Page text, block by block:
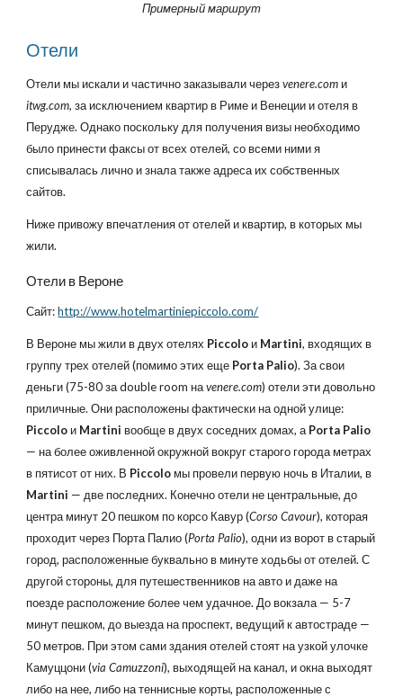
Примерный маршрут
Отели
Отели мы искали и частично заказывали черезvenere.com и
itwg.com, за исключением квартир в Риме и Венеции и отеля в
Перудже. Однако поскольку для получения визы необходимо
было принести факсы от всех отелей, со всеми ними я
списывалась лично и знала также адреса их собственных
сайтов.
Ниже привожу впечатления от отелей и квартир, в которых мы
жили.
Отели в Вероне
Сайт: http://www.hotelmartiniepiccolo.com/
В Вероне мы жили в двух отелях Piccolo и Martini, входящих в
группу трех отелей (помимо этих еще Porta Palio). За свои
деньги (75-80 за double room наvenere.com) отели эти довольно
приличные. Они расположены фактически на одной улице:
Piccolo и Martini вообще в двух соседних домах, а Porta Palio
— на более оживленной окружной вокруг старого города метрах
в пятисот от них. В Piccolo мы провели первую ночь в Италии, в
Martini — две последних. Конечно отели не центральные, до
центра минут 20 пешком по корсо Кавур (Corso Cavour), которая
проходит через Порта Палио (Porta Palio), одни из ворот в старый
город, расположенные буквально в минуте ходьбы от отелей. С
другой стороны, для путешественников на авто и даже на
поезде расположение более чем удачное. До вокзала — 5-7
минут пешком, до выезда на проспект, ведущий к автостраде —
50 метров. При этом сами здания отелей стоят на узкой улочке
Камуццони (via Camuzzoni), выходящей на канал, и окна выходят
либо на нее, либо на теннисные корты, расположенные с